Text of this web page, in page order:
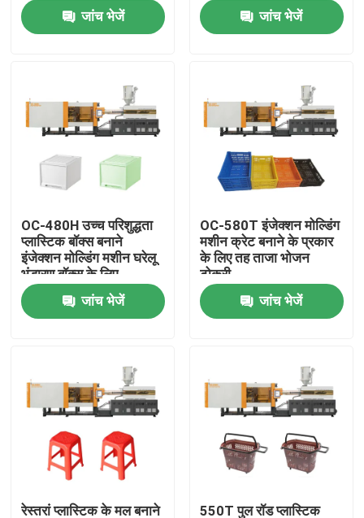
उत्पादों
गुणवत्ता नियंत्रण
संपर्क करें
बाल्टी इंजेक्शन मोल्डिंग मशीन
प्लास्टिक इंजेक्शन मोल्डिंग मशीनें
स्वचालित इंजेक्शन मोल्डिंग मशीन
जांच भेजें
जांच भेजें
OC-480H उच्च परिशुद्धता
प्लास्टिक बॉक्स बनाने
इंजेक्शन मोल्डिंग मशीन घरेलू
भंडारण बॉक्स के लिए
जांच भेजें
OC-580T इंजेक्शन मोल्डिंग
मशीन क्रेट बनाने के प्रकार
के लिए तह ताजा भोजन
टोकरी
जांच भेजें
रेस्तरां प्लास्टिक के मल बनाने 550T पुल रॉड प्लास्टिक